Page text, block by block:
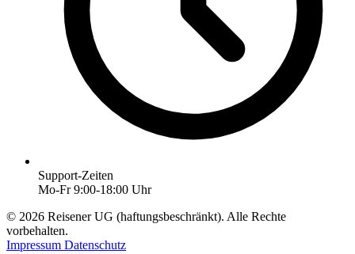
Support-Zeiten
Mo-Fr 9:00-18:00 Uhr
© 2026 Reisener UG (haftungsbeschränkt). Alle Rechte
vorbehalten.
Impressum Datenschutz